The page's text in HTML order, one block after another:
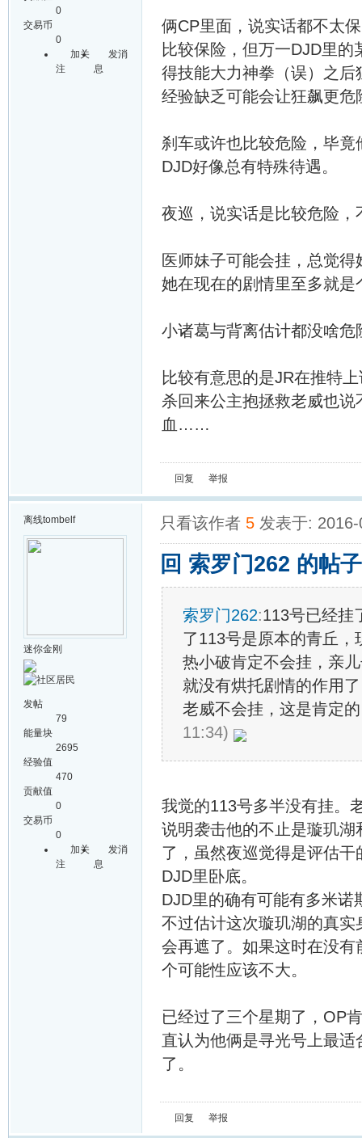
0
交易币
0
加关
注
发消
息
俩CP里面，说实话都不太
比较保险，但万一DJD里
得技能大力神拳（误）之
经验缺乏可能会让狂飙更危
刹车或许也比较危险，毕
DJD好像总有特殊待遇。
夜巡，说实话是比较危险
医师妹子可能会挂，总觉
她在现在的剧情里至多就
小诸葛与背离估计都没啥
比较有意思的是JR在推特
杀回来公主抱拯救老威也
血……
回复 举报
离线tombelf
迷你金刚
发帖
79
能量块
2695
经验值
470
贡献值
0
交易币
0
加关
注
发消
息
只看该作者 5 发表于:
回 索罗门262 的帖子
索罗门262:113号已经挂
了113号是原本的青丘
热小破肯定不会挂，亲
就没有烘托剧情的作用
老威不会挂，这是肯定
11:34)
我觉的113号多半没有挂。
说明袭击他的不止是璇玑
了，虽然夜巡觉得是评估
DJD里卧底。
DJD里的确有可能有多米
不过估计这次璇玑湖的真
会再遮了。如果这时在没
个可能性应该不大。
已经过了三个星期了，OP
直认为他俩是寻光号上最
了。
回复 举报